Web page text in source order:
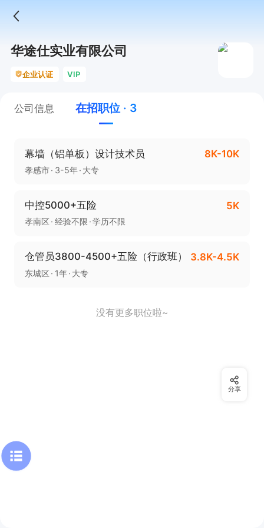
华途仕实业有限公司
企业认证 VIP
公司信息 在招职位 · 3
幕墙（铝单板）设计技术员 8K-10K
孝感市 3-5年 大专
中控5000+五险 5K
孝南区 经验不限 学历不限
仓管员3800-4500+五险（行政班） 3.8K-4.5K
东城区 1年 大专
没有更多职位啦~
分享